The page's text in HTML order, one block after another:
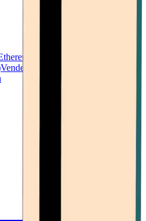
(ETH)
Vender Litecoin (LTC)